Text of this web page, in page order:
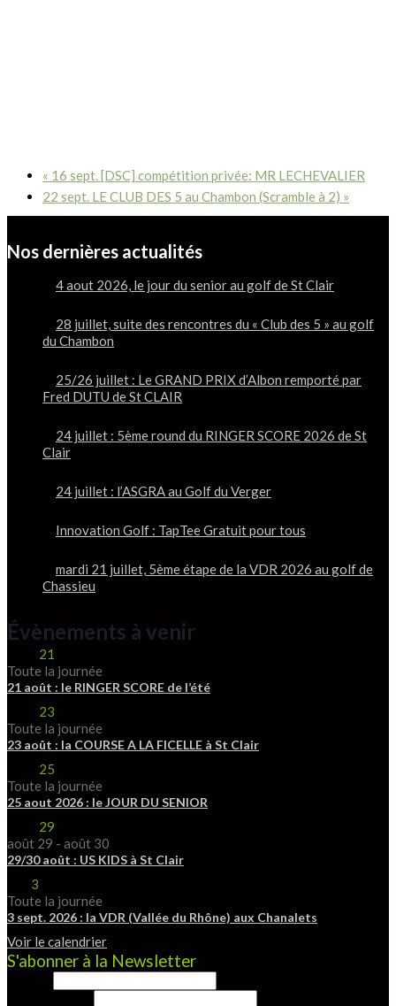
« 16 sept. [DSC] compétition privée: MR LECHEVALIER
22 sept. LE CLUB DES 5 au Chambon (Scramble à 2) »
Nos dernières actualités
4 aout 2026, le jour du senior au golf de St Clair
28 juillet, suite des rencontres du « Club des 5 » au golf
du Chambon
25/26 juillet : Le GRAND PRIX d’Albon remporté par
Fred DUTU de St CLAIR
24 juillet : 5ème round du RINGER SCORE 2026 de St
Clair
24 juillet : l’ASGRA au Golf du Verger
Innovation Golf : TapTee Gratuit pour tous
mardi 21 juillet, 5ème étape de la VDR 2026 au golf de
Chassieu
Évènements à venir
21
Toute la journée
21 août : le RINGER SCORE de l’été
23
Toute la journée
23 août : la COURSE A LA FICELLE à St Clair
25
Toute la journée
25 aout 2026 : le JOUR DU SENIOR
29
août 29 - août 30
29/30 août : US KIDS à St Clair
3
Toute la journée
3 sept. 2026 : la VDR (Vallée du Rhône) aux Chanalets
Voir le calendrier
S'abonner à la Newsletter